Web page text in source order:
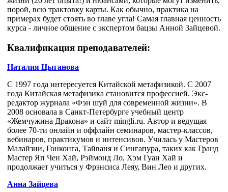
порой, всю трактовку карты. Как обычно, практика на
примерах будет стоять во главе угла! Самая главная ценность
курса - личное общение с экспертом бацзы Анной Зайцевой.
Квалификация преподавателей:
Наталия Цыганова
С 1997 года интересуется Китайской метафизикой. С 2007
года Китайская метафизика становится профессией. Экс-
редактор журнала «Фэн шуй для современной жизни». В
2008 основала в Санкт-Петербурге учебный центр
«Жемчужина Дракона» и сайт mingli.ru. Автор и ведущая
более 70-ти онлайн и оффлайн семинаров, мастер-классов,
вебинаров, практикумов и интенсивов. Училась у Мастеров
Малайзии, Гонконга, Тайваня и Сингапура, таких как Гранд
Мастер Яп Чен Хай, Рэймонд Ло, Хэм Гуан Хай и
продолжает учиться у Фрэнсиса Леяу, Вин Лео и других.
Анна Зайцева